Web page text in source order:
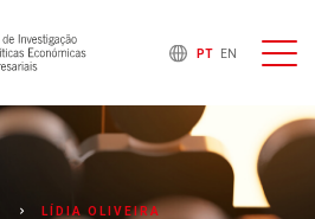
PT EN
LÍDIA OLIVEIRA